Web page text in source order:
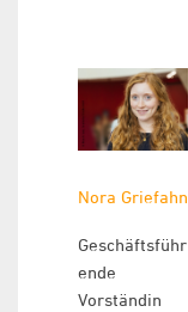
Nora Griefahn
Geschäftsführ
ende
Vorständin